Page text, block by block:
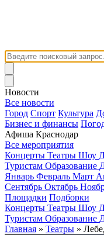
Новости
Все новости
Город Спорт Культура
Бизнес и финансы
Афиша Краснодар
Все мероприятия
Концерты Театры Шоу
Туристам Образование
Январь Февраль Март
Сентябрь Октябрь
Площадки Подборки
Концерты Театры Шоу
Туристам Образование
Главная » Театры »